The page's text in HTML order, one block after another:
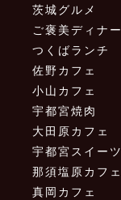
茨城グルメ
ご褒美ディナー
つくばランチ
佐野カフェ
小山カフェ
宇都宮焼肉
大田原カフェ
宇都宮スイーツ
那須塩原カフェ
真岡カフェ